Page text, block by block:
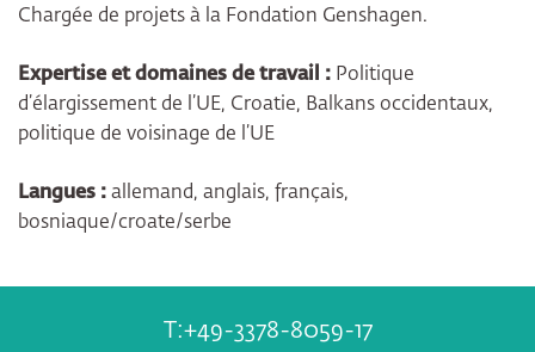
Chargée de projets à la Fondation Genshagen.
Expertise et domaines de travail : Politique
d’élargissement de l’UE, Croatie, Balkans occidentaux,
politique de voisinage de l’UE
Langues : allemand, anglais, français,
bosniaque/croate/serbe
+49-3378-8059-17